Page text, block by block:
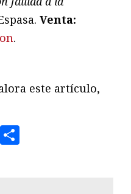
Venta:
.
este artículo,
Email